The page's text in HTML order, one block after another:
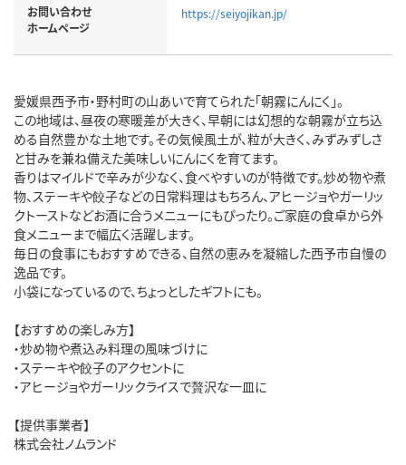
お問い合わせ
ホームページ
https://seiyojikan.jp/
愛媛県西予市・野村町の山あいで育てられた「朝霧にんにく」。
この地域は、昼夜の寒暖差が大きく、早朝には幻想的な朝霧が立ち込
める自然豊かな土地です。その気候風土が、粒が大きく、みずみずしさ
と甘みを兼ね備えた美味しいにんにくを育てます。
香りはマイルドで辛みが少なく、食べやすいのが特徴です。炒め物や煮
物、ステーキや餃子などの日常料理はもちろん、アヒージョやガーリッ
クトーストなどお酒に合うメニューにもぴったり。ご家庭の食卓から外
食メニューまで幅広く活躍します。
毎日の食事にもおすすめできる、自然の恵みを凝縮した西予市自慢の
逸品です。
小袋になっているので、ちょっとしたギフトにも。
【おすすめの楽しみ方】
・炒め物や煮込み料理の風味づけに
・ステーキや餃子のアクセントに
・アヒージョやガーリックライスで贅沢な一皿に
【提供事業者】
株式会社ノムランド